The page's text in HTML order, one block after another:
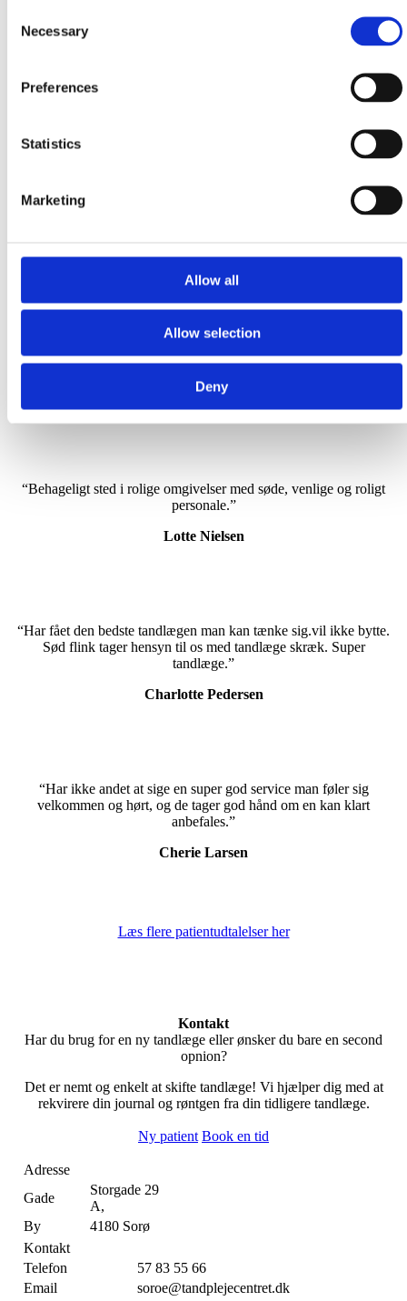
Selection
Necessary
Preferences
Statistics
Marketing
Allow all
Allow selection
Deny
Kasper Slavensky
Hvad siger patienterne
“Behageligt sted i rolige omgivelser med søde, venlige og roligt
personale.”
Lotte Nielsen
“Har fået den bedste tandlægen man kan tænke sig.vil ikke bytte.
Sød flink tager hensyn til os med tandlæge skræk. Super
tandlæge.”
Charlotte Pedersen
“Har ikke andet at sige en super god service man føler sig
velkommen og hørt, og de tager god hånd om en kan klart
anbefales.”
Cherie Larsen
Læs flere patientudtalelser her
Kontakt
Har du brug for en ny tandlæge eller ønsker du bare en second
opnion?
Det er nemt og enkelt at skifte tandlæge! Vi hjælper dig med at
rekvirere din journal og røntgen fra din tidligere tandlæge.
Ny patient Book en tid
Adresse
Gade
Storgade 29
A,
By
4180 Sorø
Kontakt
Telefon
57 83 55 66
Email
soroe@tandplejecentret.dk